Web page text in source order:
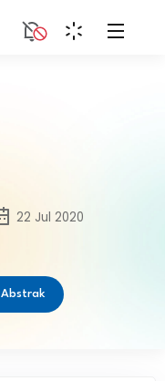
22 Jul 2020
Abstrak